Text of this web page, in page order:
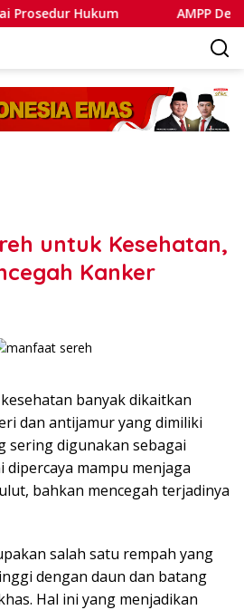
AMPP Desak Polri
untuk Kesehatan,
Kanker
banyak dikaitkan
dan antijamur yang dimiliki
sering digunakan sebagai
dipercaya mampu menjaga
bahkan mencegah terjadinya
salah satu rempah yang
dengan daun dan batang
Hal ini yang menjadikan